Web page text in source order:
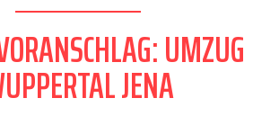
UMZUG
JENA